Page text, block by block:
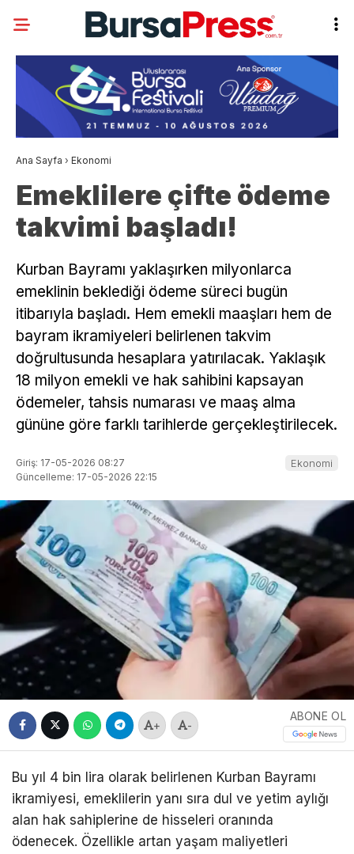
Ana Sayfa › Ekonomi
Emeklilere çifte ödeme
takvimi başladı!
Kurban Bayramı yaklaşırken milyonlarca
emeklinin beklediği ödeme süreci bugün
itibarıyla başladı. Hem emekli maaşları hem de
bayram ikramiyeleri belirlenen takvim
doğrultusunda hesaplara yatırılacak. Yaklaşık
18 milyon emekli ve hak sahibini kapsayan
ödemeler, tahsis numarası ve maaş alma
gününe göre farklı tarihlerde gerçekleştirilecek.
Giriş: 17-05-2026 08:27
Güncelleme: 17-05-2026 22:15
Ekonomi
+ -
ABONE OL
Bu yıl 4 bin lira olarak belirlenen Kurban Bayramı
ikramiyesi, emeklilerin yanı sıra dul ve yetim aylığı
alan hak sahiplerine de hisseleri oranında
ödenecek. Özellikle artan yaşam maliyetleri